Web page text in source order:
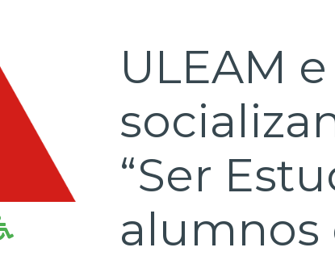
ULEAM
“Ser
alumnos